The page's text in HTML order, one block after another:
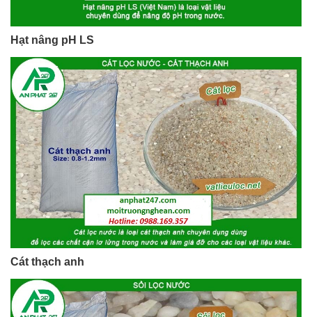
Hạt nâng pH LS
Cát thạch anh